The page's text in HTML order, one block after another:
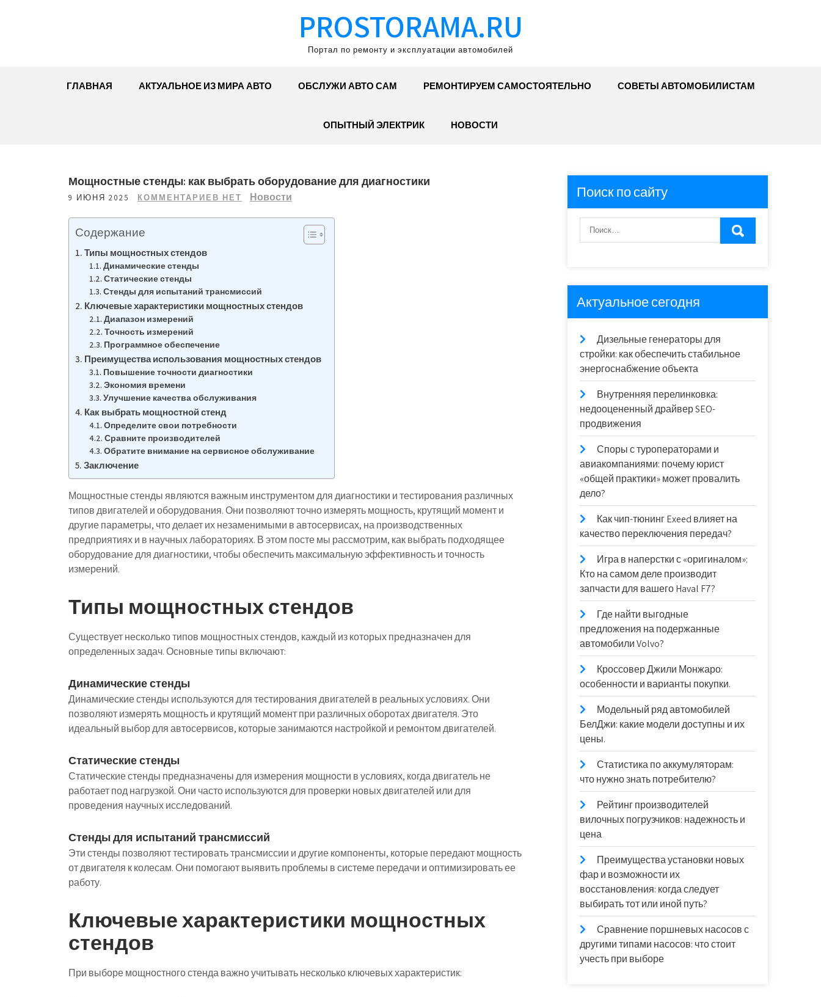
PROSTORAMA.RU
Портал по ремонту и эксплуатации автомобилей
ГЛАВНАЯ АКТУАЛЬНОЕ ИЗ МИРА АВТО ОБСЛУЖИ АВТО САМ РЕМОНТИРУЕМ САМОСТОЯТЕЛЬНО СОВЕТЫ АВТОМОБИЛИСТАМ
ОПЫТНЫЙ ЭЛЕКТРИК НОВОСТИ
Мощностные стенды: как выбрать оборудование для диагностики
9 ИЮНЯ 2025 КОММЕНТАРИЕВ НЕТ Новости
Содержание
Типы мощностных стендов
Динамические стенды
Статические стенды
Стенды для испытаний трансмиссий
Ключевые характеристики мощностных стендов
Диапазон измерений
Точность измерений
Программное обеспечение
Преимущества использования мощностных стендов
Повышение точности диагностики
Экономия времени
Улучшение качества обслуживания
Как выбрать мощностной стенд
Определите свои потребности
Сравните производителей
Обратите внимание на сервисное обслуживание
Заключение
Мощностные стенды являются важным инструментом для диагностики и тестирования различных
типов двигателей и оборудования. Они позволяют точно измерять мощность, крутящий момент и
другие параметры, что делает их незаменимыми в автосервисах, на производственных
предприятиях и в научных лабораториях. В этом посте мы рассмотрим, как выбрать подходящее
оборудование для диагностики, чтобы обеспечить максимальную эффективность и точность
измерений.
Типы мощностных стендов
Существует несколько типов мощностных стендов, каждый из которых предназначен для
определенных задач. Основные типы включают:
Динамические стенды
Динамические стенды используются для тестирования двигателей в реальных условиях. Они
позволяют измерять мощность и крутящий момент при различных оборотах двигателя. Это
идеальный выбор для автосервисов, которые занимаются настройкой и ремонтом двигателей.
Статические стенды
Статические стенды предназначены для измерения мощности в условиях, когда двигатель не
работает под нагрузкой. Они часто используются для проверки новых двигателей или для
проведения научных исследований.
Стенды для испытаний трансмиссий
Эти стенды позволяют тестировать трансмиссии и другие компоненты, которые передают мощность
от двигателя к колесам. Они помогают выявить проблемы в системе передачи и оптимизировать ее
работу.
Ключевые характеристики мощностных
стендов
При выборе мощностного стенда важно учитывать несколько ключевых характеристик:
Поиск по сайту
Актуальное сегодня
Дизельные генераторы для
стройки: как обеспечить стабильное
энергоснабжение объекта
Внутренняя перелинковка:
недооцененный драйвер SEO-
продвижения
Споры с туроператорами и
авиакомпаниями: почему юрист
«общей практики» может провалить
дело?
Как чип-тюнинг Exeed влияет на
качество переключения передач?
Игра в наперстки с «оригиналом»:
Кто на самом деле производит
запчасти для вашего Haval F7?
Где найти выгодные
предложения на подержанные
автомобили Volvo?
Кроссовер Джили Монжаро:
особенности и варианты покупки.
Модельный ряд автомобилей
БелДжи: какие модели доступны и их
цены.
Статистика по аккумуляторам:
что нужно знать потребителю?
Рейтинг производителей
вилочных погрузчиков: надежность и
цена
Преимущества установки новых
фар и возможности их
восстановления: когда следует
выбирать тот или иной путь?
Сравнение поршневых насосов с
другими типами насосов: что стоит
учесть при выборе